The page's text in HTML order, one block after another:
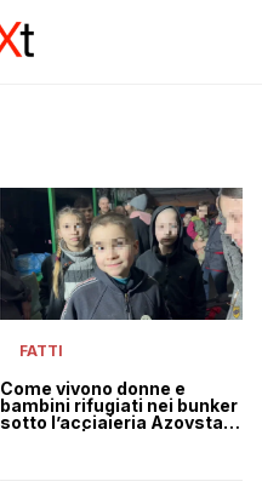
FATTI
Come vivono donne e
bambini rifugiati nei bunker
sotto l’acciaieria Azovstal a